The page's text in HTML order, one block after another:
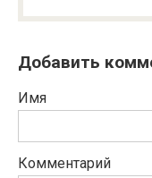
Добавить
Имя
Комментарий